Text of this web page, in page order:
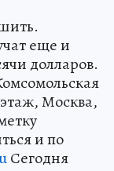
еще и
долларов.
Москва,
и по
Сегодня